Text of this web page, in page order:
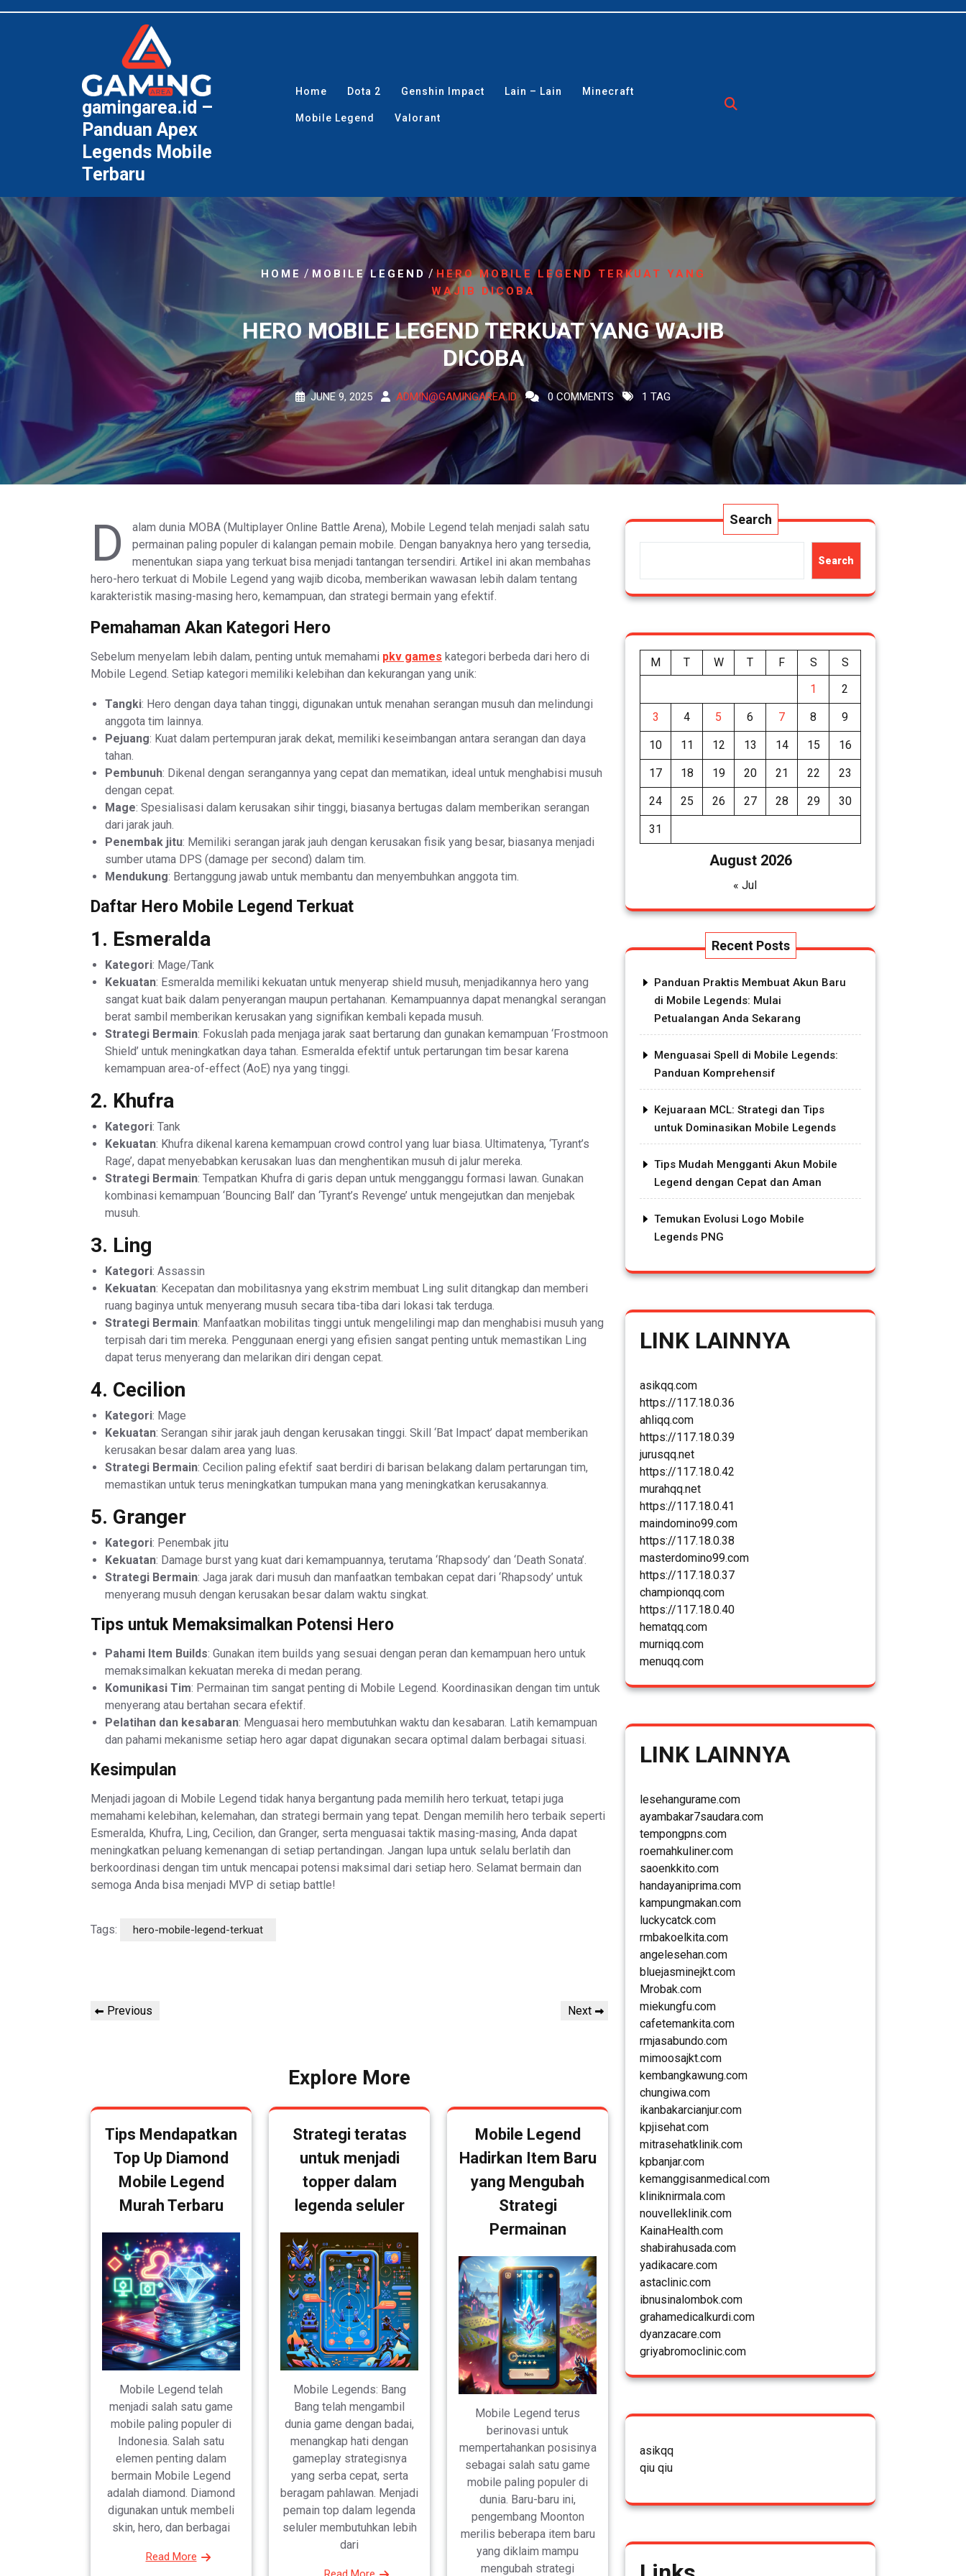
gamingarea.id –
Panduan Apex
Legends Mobile
Terbaru
Home Dota 2 Genshin Impact Lain – Lain Minecraft
Mobile Legend Valorant
HOME / MOBILE LEGEND / HERO MOBILE LEGEND TERKUAT YANG
WAJIB DICOBA
HERO MOBILE LEGEND TERKUAT YANG WAJIB
DICOBA
JUNE 9, 2025 ADMIN@GAMINGAREA.ID 0 COMMENTS 1 TAG
D
alam dunia MOBA (Multiplayer Online Battle Arena), Mobile Legend telah menjadi salah satu
permainan paling populer di kalangan pemain mobile. Dengan banyaknya hero yang tersedia,
menentukan siapa yang terkuat bisa menjadi tantangan tersendiri. Artikel ini akan membahas
hero-hero terkuat di Mobile Legend yang wajib dicoba, memberikan wawasan lebih dalam tentang
karakteristik masing-masing hero, kemampuan, dan strategi bermain yang efektif.
Pemahaman Akan Kategori Hero
Sebelum menyelam lebih dalam, penting untuk memahami pkv games kategori berbeda dari hero di
Mobile Legend. Setiap kategori memiliki kelebihan dan kekurangan yang unik:
Tangki: Hero dengan daya tahan tinggi, digunakan untuk menahan serangan musuh dan melindungi
anggota tim lainnya.
Pejuang: Kuat dalam pertempuran jarak dekat, memiliki keseimbangan antara serangan dan daya
tahan.
Pembunuh: Dikenal dengan serangannya yang cepat dan mematikan, ideal untuk menghabisi musuh
dengan cepat.
Mage: Spesialisasi dalam kerusakan sihir tinggi, biasanya bertugas dalam memberikan serangan
dari jarak jauh.
Penembak jitu: Memiliki serangan jarak jauh dengan kerusakan fisik yang besar, biasanya menjadi
sumber utama DPS (damage per second) dalam tim.
Mendukung: Bertanggung jawab untuk membantu dan menyembuhkan anggota tim.
Daftar Hero Mobile Legend Terkuat
1. Esmeralda
Kategori: Mage/Tank
Kekuatan: Esmeralda memiliki kekuatan untuk menyerap shield musuh, menjadikannya hero yang
sangat kuat baik dalam penyerangan maupun pertahanan. Kemampuannya dapat menangkal serangan
berat sambil memberikan kerusakan yang signifikan kembali kepada musuh.
Strategi Bermain: Fokuslah pada menjaga jarak saat bertarung dan gunakan kemampuan ‘Frostmoon
Shield’ untuk meningkatkan daya tahan. Esmeralda efektif untuk pertarungan tim besar karena
kemampuan area-of-effect (AoE) nya yang tinggi.
2. Khufra
Kategori: Tank
Kekuatan: Khufra dikenal karena kemampuan crowd control yang luar biasa. Ultimatenya, ‘Tyrant’s
Rage’, dapat menyebabkan kerusakan luas dan menghentikan musuh di jalur mereka.
Strategi Bermain: Tempatkan Khufra di garis depan untuk mengganggu formasi lawan. Gunakan
kombinasi kemampuan ‘Bouncing Ball’ dan ‘Tyrant’s Revenge’ untuk mengejutkan dan menjebak
musuh.
3. Ling
Kategori: Assassin
Kekuatan: Kecepatan dan mobilitasnya yang ekstrim membuat Ling sulit ditangkap dan memberi
ruang baginya untuk menyerang musuh secara tiba-tiba dari lokasi tak terduga.
Strategi Bermain: Manfaatkan mobilitas tinggi untuk mengelilingi map dan menghabisi musuh yang
terpisah dari tim mereka. Penggunaan energi yang efisien sangat penting untuk memastikan Ling
dapat terus menyerang dan melarikan diri dengan cepat.
4. Cecilion
Kategori: Mage
Kekuatan: Serangan sihir jarak jauh dengan kerusakan tinggi. Skill ‘Bat Impact’ dapat memberikan
kerusakan besar dalam area yang luas.
Strategi Bermain: Cecilion paling efektif saat berdiri di barisan belakang dalam pertarungan tim,
memastikan untuk terus meningkatkan tumpukan mana yang meningkatkan kerusakannya.
5. Granger
Kategori: Penembak jitu
Kekuatan: Damage burst yang kuat dari kemampuannya, terutama ‘Rhapsody’ dan ‘Death Sonata’.
Strategi Bermain: Jaga jarak dari musuh dan manfaatkan tembakan cepat dari ‘Rhapsody’ untuk
menyerang musuh dengan kerusakan besar dalam waktu singkat.
Tips untuk Memaksimalkan Potensi Hero
Pahami Item Builds: Gunakan item builds yang sesuai dengan peran dan kemampuan hero untuk
memaksimalkan kekuatan mereka di medan perang.
Komunikasi Tim: Permainan tim sangat penting di Mobile Legend. Koordinasikan dengan tim untuk
menyerang atau bertahan secara efektif.
Pelatihan dan kesabaran: Menguasai hero membutuhkan waktu dan kesabaran. Latih kemampuan
dan pahami mekanisme setiap hero agar dapat digunakan secara optimal dalam berbagai situasi.
Kesimpulan
Menjadi jagoan di Mobile Legend tidak hanya bergantung pada memilih hero terkuat, tetapi juga
memahami kelebihan, kelemahan, dan strategi bermain yang tepat. Dengan memilih hero terbaik seperti
Esmeralda, Khufra, Ling, Cecilion, dan Granger, serta menguasai taktik masing-masing, Anda dapat
meningkatkan peluang kemenangan di setiap pertandingan. Jangan lupa untuk selalu berlatih dan
berkoordinasi dengan tim untuk mencapai potensi maksimal dari setiap hero. Selamat bermain dan
semoga Anda bisa menjadi MVP di setiap battle!
Tags: hero-mobile-legend-terkuat
Post
Previous
Previous
Next
Next
Explore More
Tips Mendapatkan
Top Up Diamond
Mobile Legend
Murah Terbaru
Mobile Legend telah
menjadi salah satu game
mobile paling populer di
Indonesia. Salah satu
elemen penting dalam
bermain Mobile Legend
adalah diamond. Diamond
digunakan untuk membeli
skin, hero, dan berbagai
Read More
Strategi teratas
untuk menjadi
topper dalam
legenda seluler
Mobile Legends: Bang
Bang telah mengambil
dunia game dengan badai,
menangkap hati dengan
gameplay strategisnya
yang serba cepat, serta
beragam pahlawan. Menjadi
pemain top dalam legenda
seluler membutuhkan lebih
dari
Mobile Legend
Hadirkan Item Baru
yang Mengubah
Strategi
Permainan
Mobile Legend terus
berinovasi untuk
mempertahankan posisinya
sebagai salah satu game
mobile paling populer di
dunia. Baru-baru ini,
pengembang Moonton
merilis beberapa item baru
yang diklaim mampu
mengubah strategi
Search
Search
August 2026
M T W T F S
S
1
2
3 4 5 6 7 8 9
10 11 12 13 14 15 16
17 18 19 20 21 22 23
24 25 26 27 28 29 30
31
« Jul
Recent Posts
Panduan Praktis Membuat Akun Baru
di Mobile Legends: Mulai
Petualangan Anda Sekarang
Menguasai Spell di Mobile Legends:
Panduan Komprehensif
Kejuaraan MCL: Strategi dan Tips
untuk Dominasikan Mobile Legends
Tips Mudah Mengganti Akun Mobile
Legend dengan Cepat dan Aman
Temukan Evolusi Logo Mobile
Legends PNG
LINK LAINNYA
asikqq.com
https://117.18.0.36
ahliqq.com
https://117.18.0.39
jurusqq.net
https://117.18.0.42
murahqq.net
https://117.18.0.41
maindomino99.com
https://117.18.0.38
masterdomino99.com
https://117.18.0.37
championqq.com
https://117.18.0.40
hematqq.com
murniqq.com
menuqq.com
LINK LAINNYA
lesehangurame.com
ayambakar7saudara.com
tempongpns.com
roemahkuliner.com
saoenkkito.com
handayaniprima.com
kampungmakan.com
luckycatck.com
rmbakoelkita.com
angelesehan.com
bluejasminejkt.com
Mrobak.com
miekungfu.com
cafetemankita.com
rmjasabundo.com
mimoosajkt.com
kembangkawung.com
chungiwa.com
ikanbakarcianjur.com
kpjisehat.com
mitrasehatklinik.com
kpbanjar.com
kemanggisanmedical.com
kliniknirmala.com
nouvelleklinik.com
KainaHealth.com
shabirahusada.com
yadikacare.com
astaclinic.com
ibnusinalombok.com
grahamedicalkurdi.com
dyanzacare.com
griyabromoclinic.com
asikqq
qiu qiu